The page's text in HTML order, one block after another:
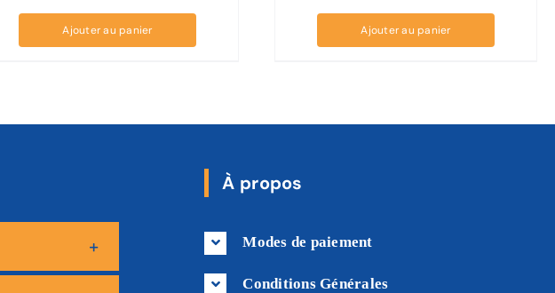
Ajouter au panier Ajouter au panier
À propos
Modes de paiement
Conditions Générales